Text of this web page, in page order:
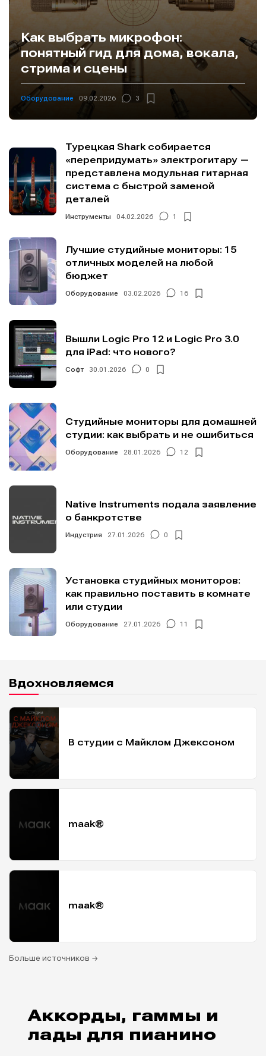
Информация
О проекте Реклама
Информация
О проекте Реклама
Как выбрать микрофон:
понятный гид для дома, вокала,
стрима и сцены
Оборудование 09.02.2026 3
Турецкая Shark собирается
«перепридумать» электрогитару —
представлена модульная гитарная
система с быстрой заменой
деталей
Инструменты 04.02.2026 1
Лучшие студийные мониторы: 15
отличных моделей на любой
бюджет
Оборудование 03.02.2026 16
Вышли Logic Pro 12 и Logic Pro 3.0
для iPad: что нового?
Софт 30.01.2026 0
Студийные мониторы для домашней
студии: как выбрать и не ошибиться
Оборудование 28.01.2026 12
Native Instruments подала заявление
о банкротстве
Индустрия 27.01.2026 0
Установка студийных мониторов:
как правильно поставить в комнате
или студии
Оборудование 27.01.2026 11
Вдохновляемся
В студии с Майклом Джексоном
maak®
maak®
Больше источников →
Аккорды, гаммы и
лады для пианино